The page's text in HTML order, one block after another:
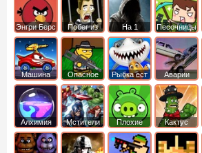
Энгри Берс
Побег из
тюрьмы
На 1 Песочницы
Машина
ест
машину
Опасное
оружие
Рыбка ест
рыбку
Аварии
машин
Алхимия Мстители
Плохие
свинки
Кактус
маккой